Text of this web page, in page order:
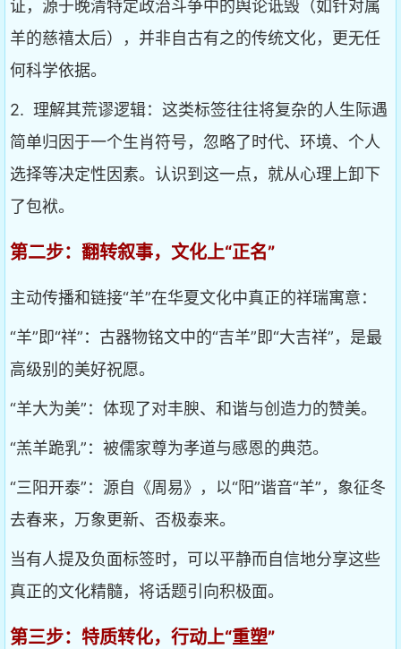
证，源于晚清特定政治斗争中的舆论诋毁（如针对属
羊的慈禧太后），并非自古有之的传统文化，更无任
何科学依据。
2. 理解其荒谬逻辑：这类标签往往将复杂的人生际遇
简单归因于一个生肖符号，忽略了时代、环境、个人
选择等决定性因素。认识到这一点，就从心理上卸下
了包袱。
第二步：翻转叙事，文化上“正名”
主动传播和链接“羊”在华夏文化中真正的祥瑞寓意：
“羊”即“祥”：古器物铭文中的“吉羊”即“大吉祥”，是最
高级别的美好祝愿。
“羊大为美”：体现了对丰腴、和谐与创造力的赞美。
“羔羊跪乳”：被儒家尊为孝道与感恩的典范。
“三阳开泰”：源自《周易》，以“阳”谐音“羊”，象征冬
去春来，万象更新、否极泰来。
当有人提及负面标签时，可以平静而自信地分享这些
真正的文化精髓，将话题引向积极面。
第三步：特质转化，行动上“重塑”